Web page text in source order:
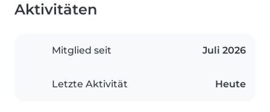
Aktivitäten
Mitglied seit Juli 2026
Letzte Aktivität Heute